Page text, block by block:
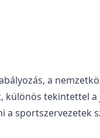
a
különös tekintettel
sportszervezetek